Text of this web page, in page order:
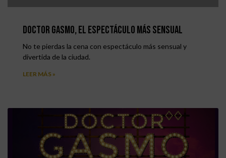
Doctor Gasmo, el espectáculo más sensual
No te pierdas la cena con espectáculo más sensual y
divertida de la ciudad.
LEER MÁS »